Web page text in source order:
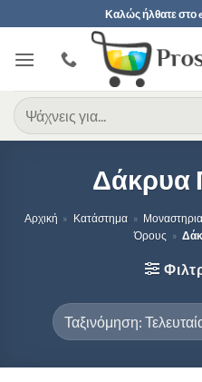
στο
περιεχόμενο
Καλώς ήλθατε στο
Αναζήτηση
για:
Δάκρυα
Αρχική » Κατάστημα »
Όρους »